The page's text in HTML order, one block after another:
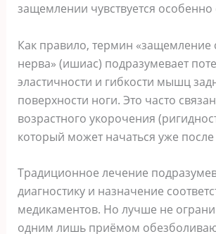
защемлении чувствуется особенно
Как правило, термин «защемление
нерва» (ишиас) подразумевает
эластичности и гибкости мышц
поверхности ноги. Это часто
возрастного укорочения
который может начаться уже после
Традиционное лечение
диагностику и назначение
медикаментов. Но лучше не
одним лишь приёмом